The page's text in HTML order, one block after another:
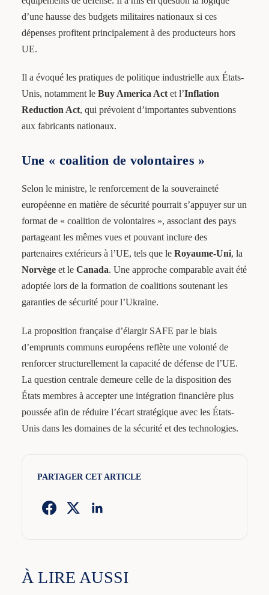
d’une hausse des budgets militaires nationaux si ces
dépenses profitent principalement à des producteurs hors
UE.
Il a évoqué les pratiques de politique industrielle aux États-
Unis, notamment le Buy America Actet l’Inflation
Reduction Act, qui prévoient d’importantes subventions
aux fabricants nationaux.
Une « coalition de volontaires »
Selon le ministre, le renforcement de la souveraineté
européenne en matière de sécurité pourrait s’appuyer sur un
format de « coalition de volontaires », associant des pays
partageant les mêmes vues et pouvant inclure des
partenaires extérieurs à l’UE, tels que le Royaume-Uni, la
Norvègeet le Canada. Une approche comparable avait été
adoptée lors de la formation de coalitions soutenant les
garanties de sécurité pour l’Ukraine.
La proposition française d’élargir SAFE par le biais
d’emprunts communs européens reflète une volonté de
renforcer structurellement la capacité de défense de l’UE.
La question centrale demeure celle de la disposition des
États membres à accepter une intégration financière plus
poussée afin de réduire l’écart stratégique avec les États-
Unis dans les domaines de la sécurité et des technologies.
PARTAGER CET ARTICLE
À LIRE AUSSI